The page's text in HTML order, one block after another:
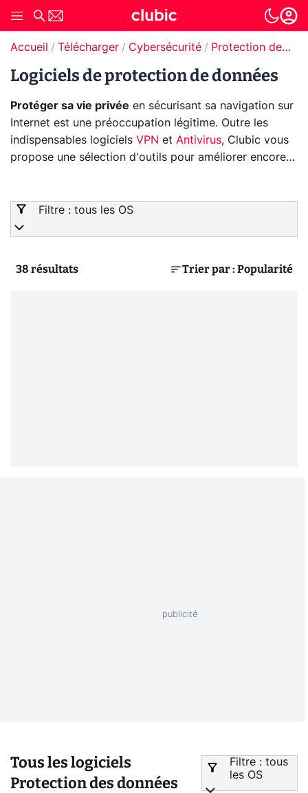
Accueil Télécharger Cybersécurité Protection des données
Logiciels de protection de données
Protéger sa vie privée en sécurisant sa navigation sur
Internet est une préoccupation légitime. Outre les
indispensables logiciels VPN et Antivirus, Clubic vous
propose une sélection d'outils pour améliorer encore
Filtre : tous les OS
Tous les logiciels
Protection des données
Filtre : tous
les OS
38 résultats Trier par : Popularité